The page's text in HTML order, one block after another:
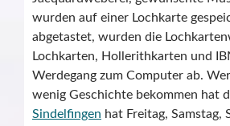
wurden auf einer Lochkarte
abgetastet, wurden die
Lochkarten, Hollerithkarten und
Werdegang zum Computer ab.
wenig Geschichte bekommen hat
Sindelfingen hat Freitag, Samstag,